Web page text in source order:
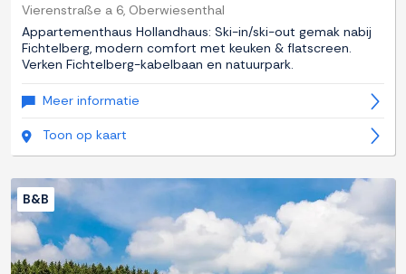
Vierenstraße a 6, Oberwiesenthal
Appartementhaus Hollandhaus: Ski-in/ski-out gemak nabij
Fichtelberg, modern comfort met keuken & flatscreen.
Verken Fichtelberg-kabelbaan en natuurpark.
Meer informatie
Toon op kaart
B&B